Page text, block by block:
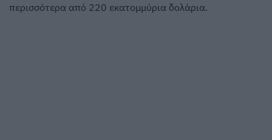
περισσότερα από 220 εκατομμύρια δολάρια.